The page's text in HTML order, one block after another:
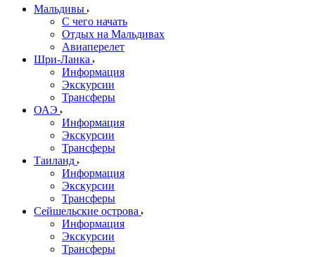
Мальдивы
С чего начать
Отдых на Мальдивах
Авиаперелет
Шри-Ланка
Информация
Экскурсии
Трансферы
ОАЭ
Информация
Экскурсии
Трансферы
Таиланд
Информация
Экскурсии
Трансферы
Сейшельские острова
Информация
Экскурсии
Трансферы